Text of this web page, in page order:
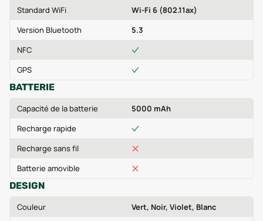
Standard WiFi
Wi-Fi 6 (802.11ax)
Version Bluetooth
5.3
NFC
GPS
BATTERIE
Capacité de la batterie
5000 mAh
Recharge rapide
Recharge sans fil
Batterie amovible
DESIGN
Couleur
Vert, Noir, Violet, Blanc